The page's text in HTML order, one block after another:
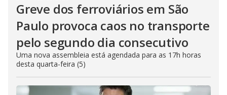
Greve dos ferroviários em São
Paulo provoca caos no transporte
pelo segundo dia consecutivo
Uma nova assembleia está agendada para as 17h horas
desta quarta-feira (5)